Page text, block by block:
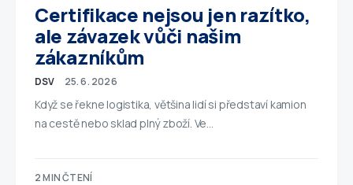
Certifikace nejsou jen razítko,
ale závazek vůči našim
zákazníkům
DSV 25. 6. 2026
Když se řekne logistika, většina lidí si představí kamion
na cestě nebo sklad plný zboží. Ve…
2 MIN ČTENÍ